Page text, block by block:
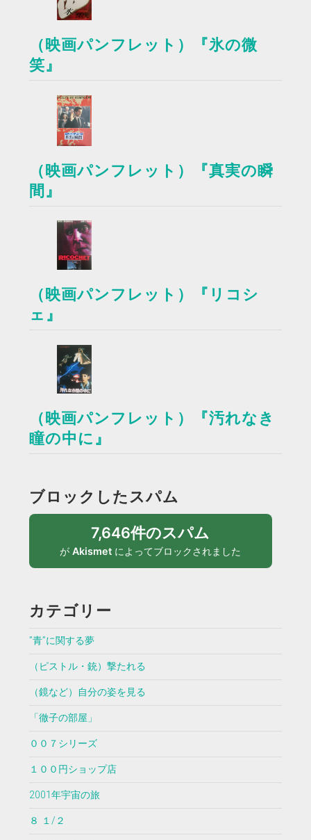
（映画パンフレット）『氷の微
笑』
（映画パンフレット）『真実の瞬
間』
（映画パンフレット）『リコシ
ェ』
（映画パンフレット）『汚れなき
瞳の中に』
ブロックしたスパム
7,646件のスパム
がAkismet によってブロックされました
カテゴリー
”青”に関する夢
（ピストル・銃）撃たれる
（鏡など）自分の姿を見る
「徹子の部屋」
００７シリーズ
１００円ショップ店
2001年宇宙の旅
８ １/２